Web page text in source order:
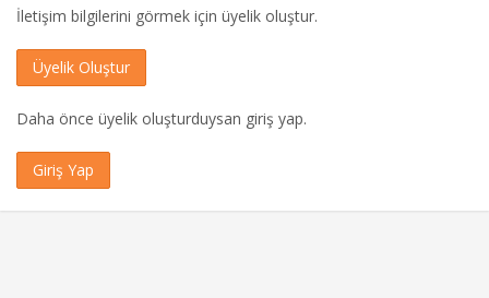
İletişim bilgilerini görmek için üyelik oluştur.
Üyelik Oluştur
Daha önce üyelik oluşturduysan giriş yap.
Giriş Yap